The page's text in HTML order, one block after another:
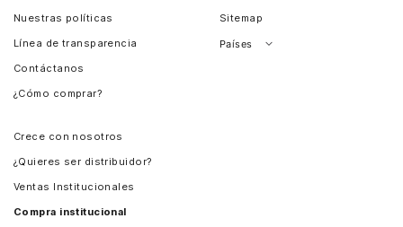
Nuestras políticas
Línea de transparencia
Contáctanos
¿Cómo comprar?
Sitemap
Países
Crece con nosotros
¿Quieres ser distribuidor?
Ventas Institucionales
Compra institucional